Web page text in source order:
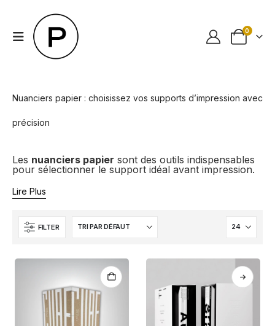
0
Nuanciers papier : choisissez vos supports d’impression avec
précision
Les nuanciers papier sont des outils indispensables
pour sélectionner le support idéal avant impression.
Lire Plus
FILTER